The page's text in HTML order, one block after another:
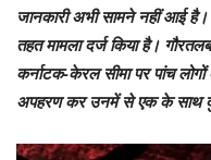
जानकारी अभी सामने नहीं आई
तहत मामला दर्ज किया है।
कर्नाटक-केरल सीमा पर पांच
अपहरण कर उनमें से एक के साथ